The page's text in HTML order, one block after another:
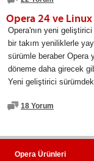
Opera 24 ve Linux
Opera'nın yeni
bir takım yeniliklerle
sürümle beraber Opera
döneme daha girecek
Yeni geliştirici
18 Yorum
Opera Ürünleri